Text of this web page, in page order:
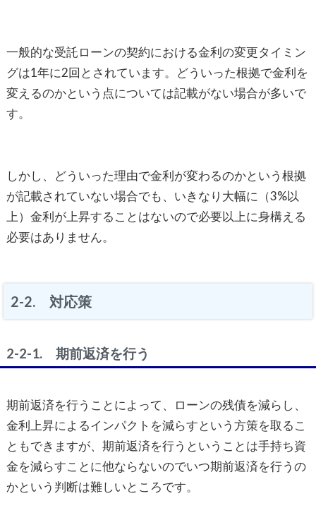
一般的な受託ローンの契約における金利の変更タイミン
グは1年に2回とされています。どういった根拠で金利を
変えるのかという点については記載がない場合が多いで
す。
しかし、どういった理由で金利が変わるのかという根拠
が記載されていない場合でも、いきなり大幅に（3%以
上）金利が上昇することはないので必要以上に身構える
必要はありません。
2-2. 対応策
2-2-1. 期前返済を行う
期前返済を行うことによって、ローンの残債を減らし、
金利上昇によるインパクトを減らすという方策を取るこ
ともできますが、期前返済を行うということは手持ち資
金を減らすことに他ならないのでいつ期前返済を行うの
かという判断は難しいところです。